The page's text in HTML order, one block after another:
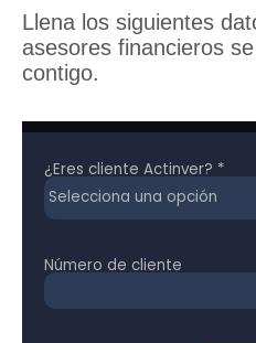
Llena los siguientes
asesores financieros
contigo.